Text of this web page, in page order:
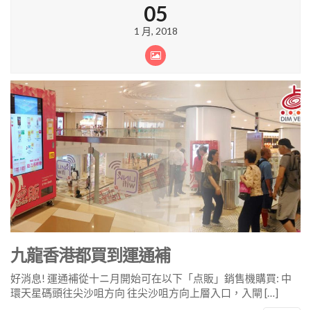
05
1 月, 2018
九龍香港都買到運通補
好消息! 運通補從十ニ月開始可在以下「点販」銷售機購買: 中
環天星碼頭往尖沙咀方向 往尖沙咀方向上層入口，入閘 […]